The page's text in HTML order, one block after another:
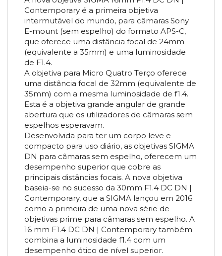
Contemporary é a primeira objetiva
intermutável do mundo, para câmaras Sony
E-mount (sem espelho) do formato APS-C,
que oferece uma distância focal de 24mm
(equivalente a 35mm) e uma luminosidade
de F1.4.
A objetiva para Micro Quatro Terço oferece
uma distância focal de 32mm (equivalente de
35mm) com a mesma luminosidade de f1.4.
Esta é a objetiva grande angular de grande
abertura que os utilizadores de câmaras sem
espelhos esperavam.
Desenvolvida para ter um corpo leve e
compacto para uso diário, as objetivas SIGMA
DN para câmaras sem espelho, oferecem um
desempenho superior que cobre as
principais distâncias focais. A nova objetiva
baseia-se no sucesso da 30mm F1.4 DC DN |
Contemporary, que a SIGMA lançou em 2016
como a primeira de uma nova série de
objetivas prime para câmaras sem espelho. A
16 mm F1.4 DC DN | Contemporary também
combina a luminosidade f1.4 com um
desempenho ótico de nível superior.